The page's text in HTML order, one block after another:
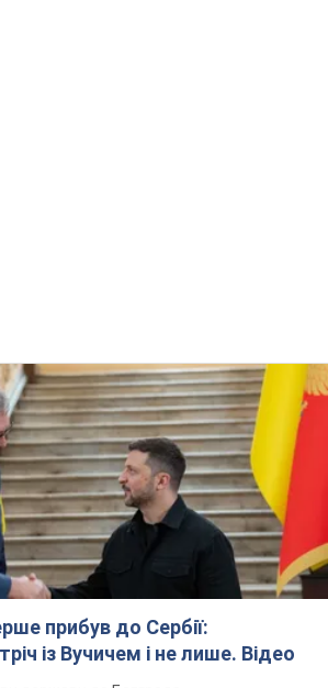
прибув до Сербії:
із Вучичем і не лише. Відео